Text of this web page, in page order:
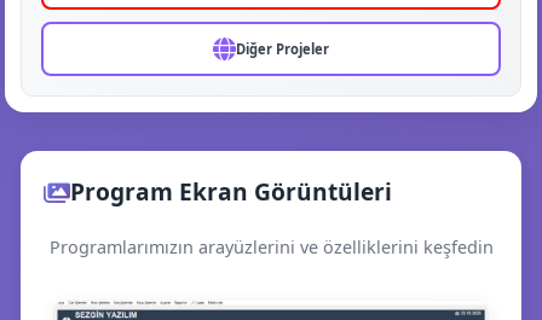
Diğer Projeler
Program Ekran Görüntüleri
Programlarımızın arayüzlerini ve özelliklerini keşfedin